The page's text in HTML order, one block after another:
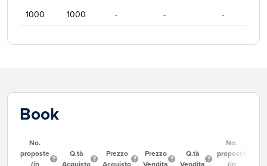
1000 1000 - - -
Book
No.
proposte
Q.tà
Prezzo
Prezzo
Q.tà
No.
proposte